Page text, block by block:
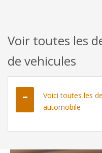
Voir toutes les
de vehicules
Voici toutes les
automobile